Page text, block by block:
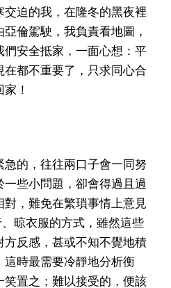
迫的我，在隆冬的黑夜裡
倫駕駛，我負責看地圖，
安全抵家，一面心想：平
都不重要了，只求同心合
！
的，往往兩口子會一同努
些小問題，卻會得過且過
，難免在繁瑣事情上意見
晾衣服的方式，雖然這些
反感，甚或不知不覺地積
時最需要冷靜地分析衡
置之；難以接受的，便該